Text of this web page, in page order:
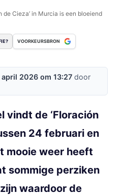
de Cieza’ in Murcia is een bloeiend
VOORKEURSBRON
april 2026 om 13:27 door
vindt de ‘Floración
24 februari en
mooie weer heeft
sommige perziken
waardoor de